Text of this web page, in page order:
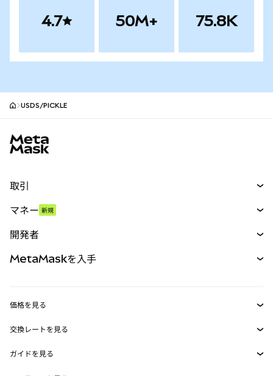
4.7 50M+ 75.8K
USDS/PICKLE
取引
パーペチュアル
RWA
マネー 新規
開発者
MetaMask Connect
Snaps
MetaMaskを入手
セキュリティ
価格を見る
イーサリアムの価格
Solanaの価格
交換レートを見る
ETH→USD
ガイドを見る